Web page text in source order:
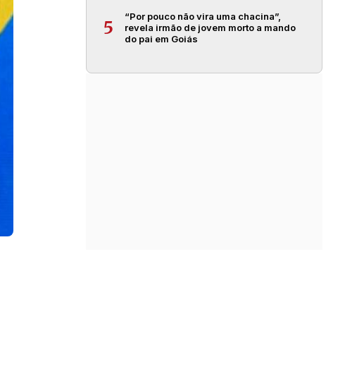
5
“Por pouco não vira uma chacina”,
revela irmão de jovem morto a mando
do pai em Goiás